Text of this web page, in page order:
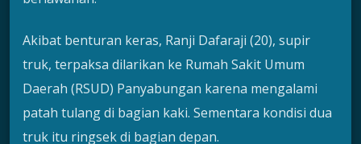
Akibat benturan keras, Ranji Dafaraji (20), supir
truk, terpaksa dilarikan ke Rumah Sakit Umum
Daerah (RSUD) Panyabungan karena mengalami
patah tulang di bagian kaki. Sementara kondisi dua
truk itu ringsek di bagian depan.